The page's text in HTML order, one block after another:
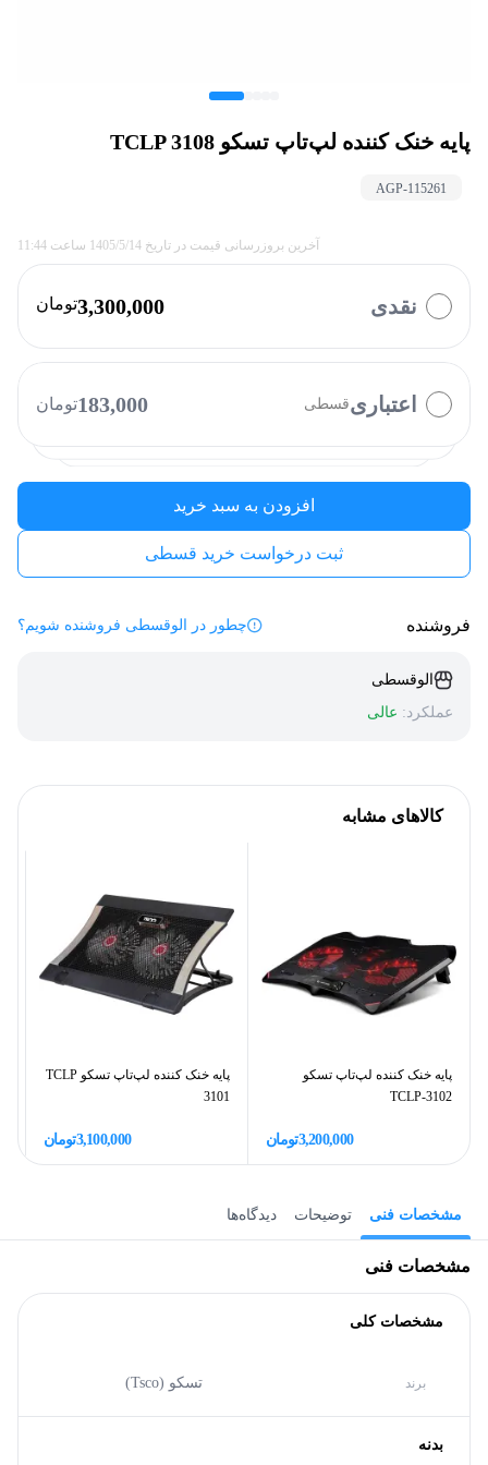
پایه خنک کننده لپ‌تاپ تسکو TCLP 3108
AGP-115261
آخرین بروزرسانی قیمت در تاریخ 1405/5/14 ساعت 11:44
نقدی 3,300,000تومان
اعتباریقسطی 183,000تومان
با چه روشی میخواهید پرداخت کنید؟
نوپی فیروزه
افزودن به سبد خرید
ثبت درخواست خرید قسطی
فروشنده چطور در الوقسطی فروشنده شویم؟
الوقسطی
عملکرد: عالی
کالاهای مشابه
پایه خنک کننده لپ‌تاپ تسکو
TCLP-3102
3,200,000تومان
پایه خنک کننده لپ‌تاپ تسکو TCLP
3101
3,100,000تومان
مشخصات فنی توضیحات دیدگاه‌ها
مشخصات فنی
مشخصات کلی
برند تسکو (Tsco)
بدنه